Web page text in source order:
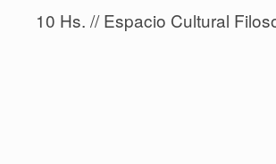
10 Hs. // Espacio Cultural